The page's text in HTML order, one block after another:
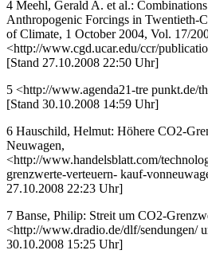
4 Meehl, Gerald A. et al.:
Anthropogenic Forcings in Twentieth-
of Climate, 1 October 2004, Vol. 17/
<http://www.cgd.ucar.edu/ccr/
[Stand 27.10.2008 22:50 Uhr]
5 <http://www.agenda21-tre punkt.de/
[Stand 30.10.2008 14:59 Uhr]
6 Hauschild, Helmut: Höhere CO2-
Neuwagen,
<http://www.handelsblatt.com/
grenzwerte-verteuern- kauf-
27.10.2008 22:23 Uhr]
7 Banse, Philip: Streit um CO2-
<http://www.dradio.de/dlf/sendungen/
30.10.2008 15:25 Uhr]